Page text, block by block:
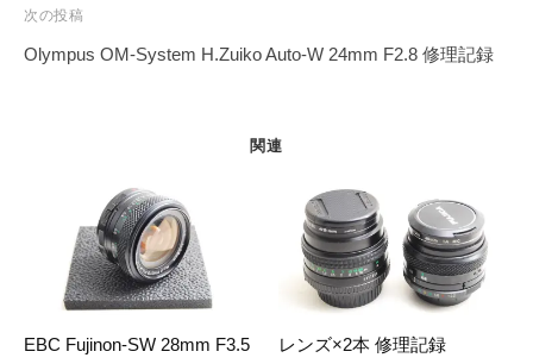
ビ
ゲ
次の投稿
Olympus OM-System H.Zuiko Auto-W 24mm F2.8 修理記録
関連
EBC Fujinon-SW 28mm F3.5
レンズ×2本 修理記録